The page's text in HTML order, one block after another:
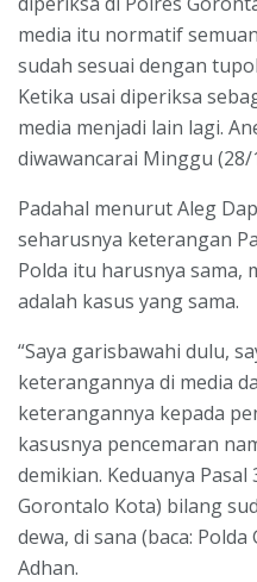
media itu normatif
sudah sesuai dengan
Ketika usai diperiksa
media menjadi lain lagi.
diwawancarai Minggu (28/
Padahal menurut Aleg
seharusnya keterangan
Polda itu harusnya sama,
adalah kasus yang sama.
“Saya garisbawahi dulu,
keterangannya di media
keterangannya kepada
kasusnya pencemaran
demikian. Keduanya Pasal
Gorontalo Kota) bilang
dewa, di sana (baca:
Adhan.